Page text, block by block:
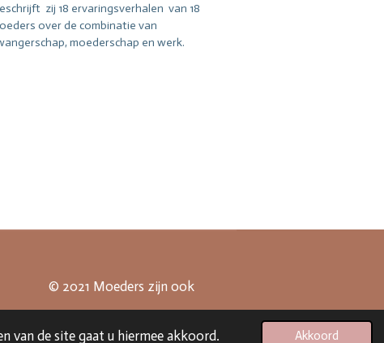
van de site gaat u hiermee akkoord. Akkoord
zij 18 ervaringsverhalen van 18
over de combinatie van
moederschap en werk.
ook